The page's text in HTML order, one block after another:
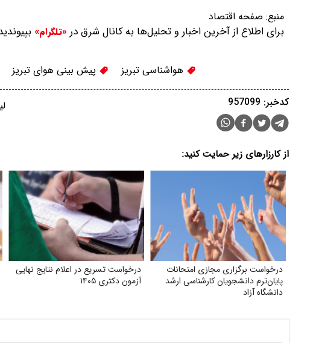
منبع: صفحه اقتصاد
برای اطلاع از آخرین اخبار و تحلیل‌ها به کانال شرق در «تلگرام»
هواشناسی تبریز پیش بینی هوای تبریز
کدخبر: 957099
از کارزارهای زیر حمایت کنید:
درخواست برگزاری مجازی امتحانات
پایان‌ترم دانشجویان کارشناسی ارشد
دانشگاه آزاد
درخواست تسریع در اعلام نتایج نهایی
آزمون دکتری ۱۴۰۵